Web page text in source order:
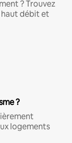
? Trouvez
haut débit et
?
logements